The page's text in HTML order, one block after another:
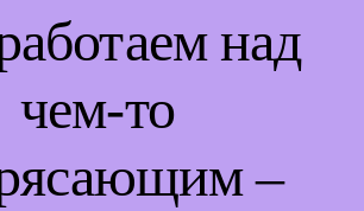
над
чем-то
–